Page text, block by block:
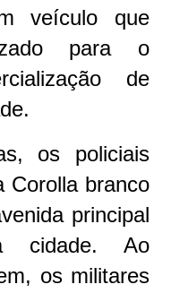
veículo que
para o
de
os policiais
Corolla branco
principal
cidade. Ao
os militares